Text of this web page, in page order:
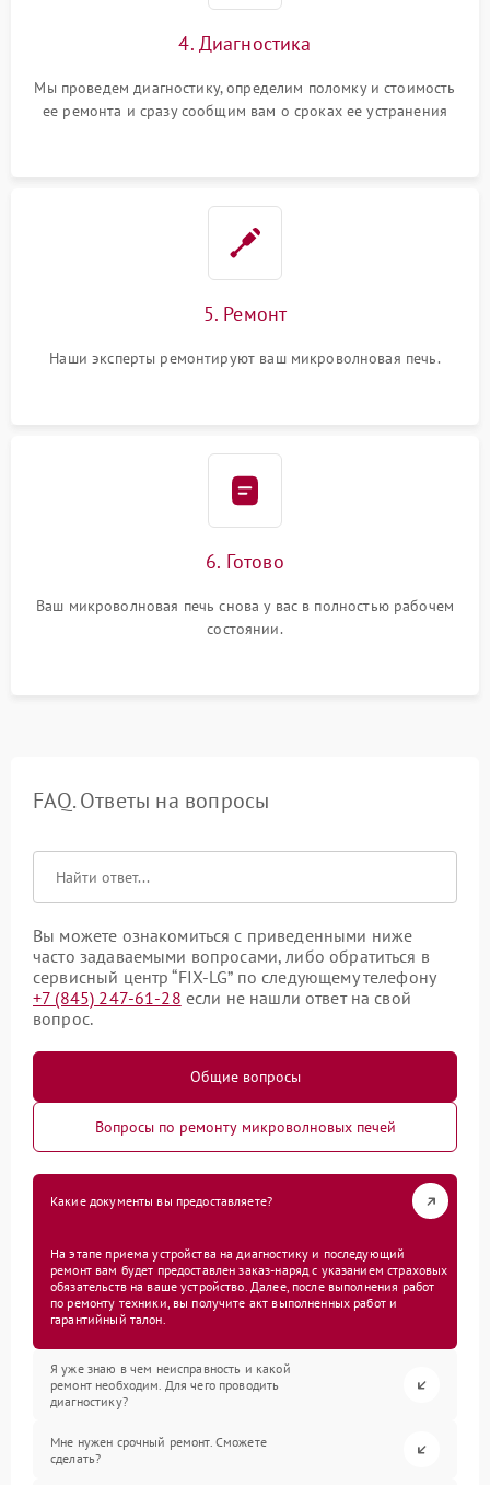
4. Диагностика
Мы проведем диагностику, определим поломку и стоимость
ее ремонта и сразу сообщим вам о сроках ее устранения
5. Ремонт
Наши эксперты ремонтируют ваш микроволновая печь.
6. Готово
Ваш микроволновая печь снова у вас в полностью рабочем
состоянии.
FAQ. Ответы на вопросы
Вы можете ознакомиться с приведенными ниже
часто задаваемыми вопросами, либо обратиться в
сервисный центр “FIX-LG” по следующему телефону
+7 (845) 247-61-28 если не нашли ответ на свой
вопрос.
Общие вопросы
Вопросы по ремонту микроволновых печей
Какие документы вы предоставляете?
На этапе приема устройства на диагностику и последующий
ремонт вам будет предоставлен заказ-наряд с указанием страховых
обязательств на ваше устройство. Далее, после выполнения работ
по ремонту техники, вы получите акт выполненных работ и
гарантийный талон.
Я уже знаю в чем неисправность и какой
ремонт необходим. Для чего проводить
диагностику?
Мне нужен срочный ремонт. Сможете
сделать?